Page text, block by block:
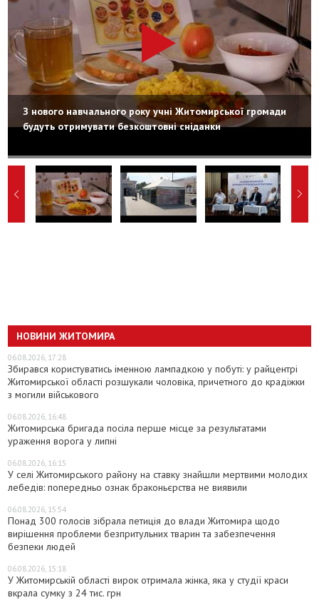
З нового навчального року учні Житомирської громади
будуть отримувати безкоштовні сніданки
НОВИНИ ЖИТОМИРА
06.08.2026, 17:28
Збирався користуватись іменною лампадкою у побуті: у райцентрі
Житомирської області розшукали чоловіка, причетного до крадіжки
з могили військового
06.08.2026, 16:48
Житомирська бригада посіла перше місце за результатами
ураження ворога у липні
06.08.2026, 16:15
У селі Житомирського району на ставку знайшли мертвими молодих
лебедів: попередньо ознак браконьєрства не виявили
06.08.2026, 15:54
Понад 300 голосів зібрала петиція до влади Житомира щодо
вирішення проблеми безпритульних тварин та забезпечення
безпеки людей
06.08.2026, 15:18
У Житомирській області вирок отримала жінка, яка у студії краси
вкрала сумку з 24 тис. грн